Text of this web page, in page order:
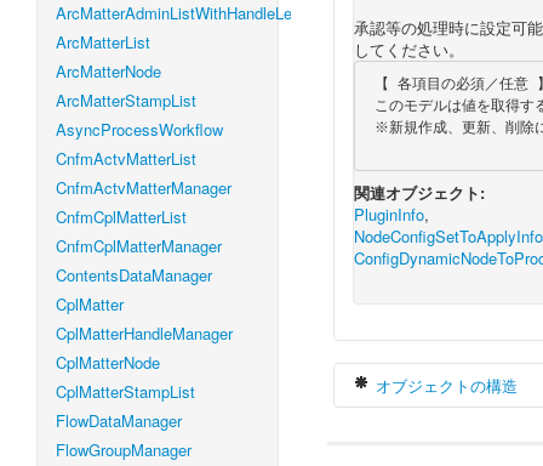
ArcMatterAdminListWithHandleLevel
ArcMatterList
ArcMatterNode
ArcMatterStampList
AsyncProcessWorkflow
CnfmActvMatterList
CnfmActvMatterManager
CnfmCplMatterList
CnfmCplMatterManager
ContentsDataManager
CplMatter
CplMatterHandleManager
CplMatterNode
CplMatterStampList
FlowDataManager
FlowGroupManager
承認等の処理時に設定可
してください。
関連オブジェクト:
PluginInfo,
NodeConfigSetToApplyInfo
オブジェクトの構造